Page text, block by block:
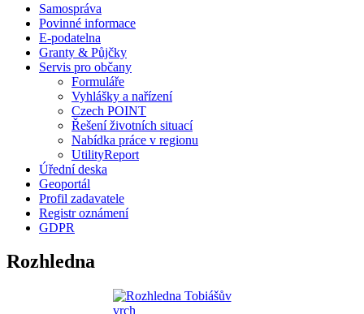
Samospráva
Povinné informace
E-podatelna
Granty & Půjčky
Servis pro občany
Formuláře
Vyhlášky a nařízení
Czech POINT
Řešení životních situací
Nabídka práce v regionu
UtilityReport
Úřední deska
Geoportál
Profil zadavatele
Registr oznámení
GDPR
Rozhledna